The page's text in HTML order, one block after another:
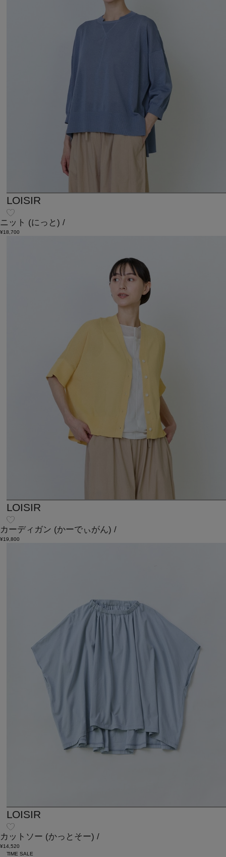
LOISIR
ニット (にっと) /
¥18,700
LOISIR
カーディガン (かーでぃがん) /
¥19,800
LOISIR
カットソー (かっとそー) /
¥14,520
TIME SALE